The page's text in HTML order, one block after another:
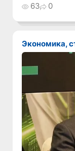
63 0
Экономика,